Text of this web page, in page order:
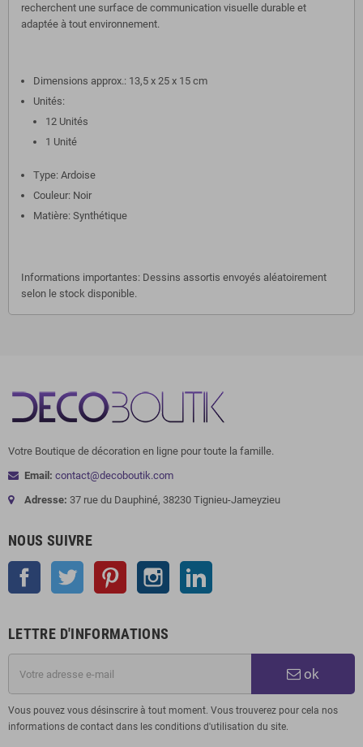
recherchent une surface de communication visuelle durable et
adaptée à tout environnement.
Dimensions approx.: 13,5 x 25 x 15 cm
Unités:
12 Unités
1 Unité
Type: Ardoise
Couleur: Noir
Matière: Synthétique
Informations importantes: Dessins assortis envoyés aléatoirement
selon le stock disponible.
Votre Boutique de décoration en ligne pour toute la famille.
Email: contact@decoboutik.com
Adresse: 37 rue du Dauphiné, 38230 Tignieu-Jameyzieu
NOUS SUIVRE
Facebook Twitter Pinterest Instagram
LETTRE D'INFORMATIONS
ok
Vous pouvez vous désinscrire à tout moment. Vous trouverez pour cela nos
informations de contact dans les conditions d'utilisation du site.